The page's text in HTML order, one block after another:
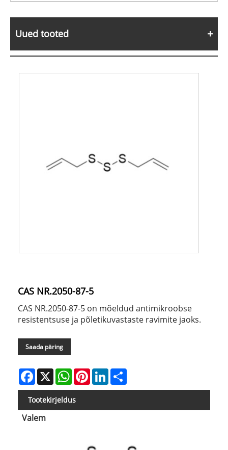
Uued tooted
CAS NR.2050-87-5
CAS NR.2050-87-5 on mõeldud antimikroobse
resistentsuse ja põletikuvastaste ravimite jaoks.
Saada päring
Facebook
X WhatsAppPinterestLinkedIn
Tootekirjeldus
Valem